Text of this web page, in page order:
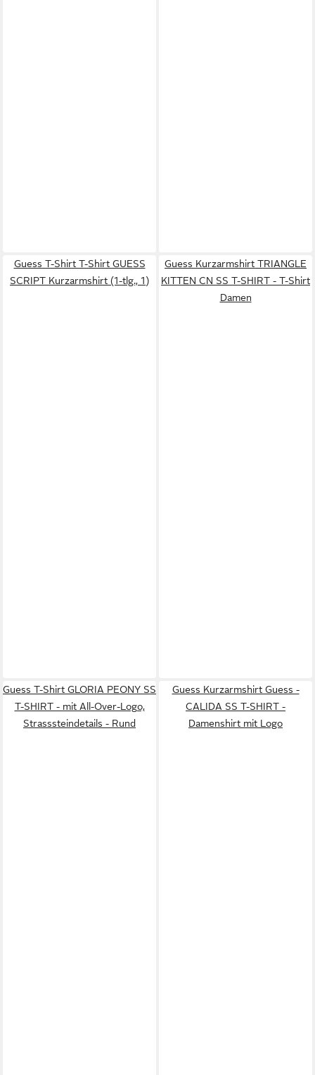
Guess T-Shirt T-Shirt GUESS
SCRIPT Kurzarmshirt (1-tlg., 1)
Guess Kurzarmshirt TRIANGLE
KITTEN CN SS T-SHIRT - T-Shirt
Damen
Guess T-Shirt GLORIA PEONY SS
T-SHIRT - mit All-Over-Logo,
Strasssteindetails - Rund
Guess Kurzarmshirt Guess -
CALIDA SS T-SHIRT -
Damenshirt mit Logo